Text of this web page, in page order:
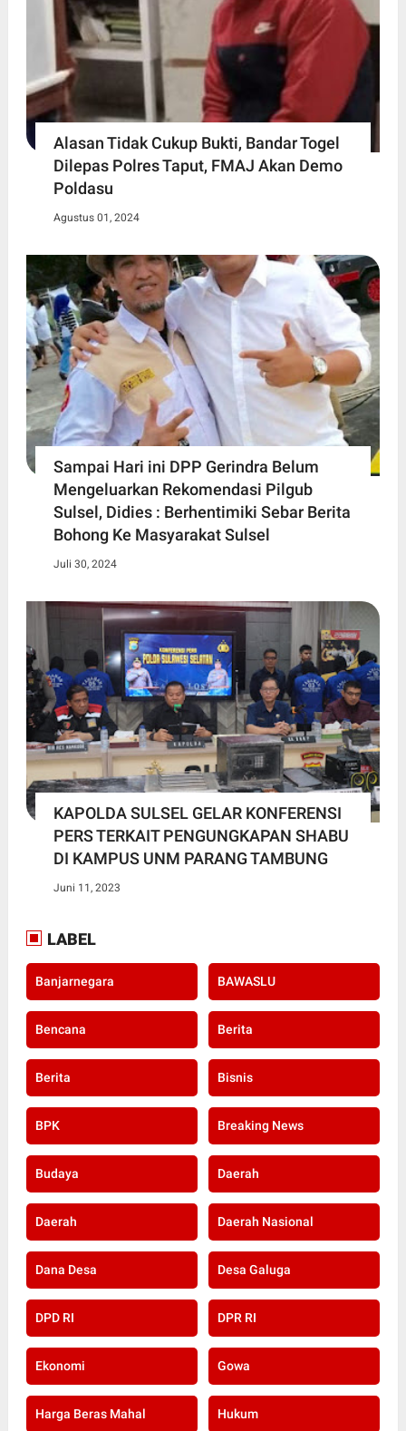
Alasan Tidak Cukup Bukti, Bandar Togel
Dilepas Polres Taput, FMAJ Akan Demo
Poldasu
Agustus 01, 2024
Sampai Hari ini DPP Gerindra Belum
Mengeluarkan Rekomendasi Pilgub
Sulsel, Didies : Berhentimiki Sebar Berita
Bohong Ke Masyarakat Sulsel
Juli 30, 2024
KAPOLDA SULSEL GELAR KONFERENSI
PERS TERKAIT PENGUNGKAPAN SHABU
DI KAMPUS UNM PARANG TAMBUNG
Juni 11, 2023
LABEL
Banjarnegara BAWASLU
Bencana Berita
Berita Bisnis
BPK Breaking News
Budaya Daerah
Daerah Daerah Nasional
Dana Desa Desa Galuga
DPD RI DPR RI
Ekonomi Gowa
Harga Beras Mahal Hukum